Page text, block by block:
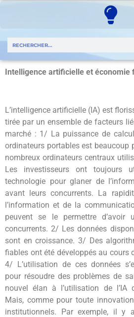
Intelligence artificielle et économie
L’intelligence artificielle (IA) est
tirée par un ensemble de facteurs
marché : 1/ La puissance de
ordinateurs portables est beaucoup
nombreux ordinateurs centraux
Les investisseurs ont toujours
technologie pour glaner de
avant leurs concurrents. La
l’information et de la
peuvent se le permettre d’avoir
concurrents. 2/ Les données
sont en croissance. 3/ Des
fiables ont été développés au cours
4/ L’utilisation de ces données
pour résoudre des problèmes de
nouvel élan à l’utilisation de l’IA
Mais, comme pour toute
institutionnels. Par exemple, il y